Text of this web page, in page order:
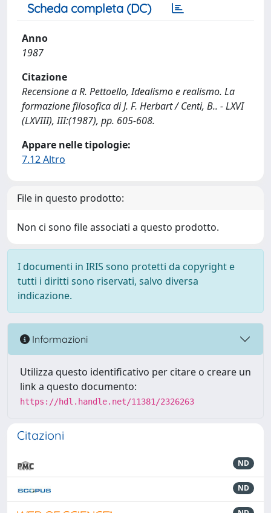
Scheda completa (DC)
Anno
1987
Citazione
Recensione a R. Pettoello, Idealismo e realismo. La
formazione filosofica di J. F. Herbart / Centi, B.. - LXVI
(LXVIII), III:(1987), pp. 605-608.
Appare nelle tipologie:
7.12 Altro
File in questo prodotto:
Non ci sono file associati a questo prodotto.
I documenti in IRIS sono protetti da copyright e
tutti i diritti sono riservati, salvo diversa
indicazione.
Informazioni
Utilizza questo identificativo per citare o creare un
link a questo documento:
https://hdl.handle.net/11381/2326263
Citazioni
ND
ND